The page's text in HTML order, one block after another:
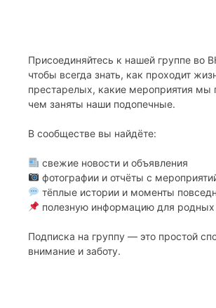
Присоединяйтесь к нашей группе во
чтобы всегда знать, как проходит
престарелых, какие мероприятия мы
чем заняты наши подопечные.
В сообществе вы найдёте:
свежие новости и объявления
фотографии и отчёты с
тёплые истории и моменты
полезную информацию для родных
Подписка на группу — это простой
внимание и заботу.